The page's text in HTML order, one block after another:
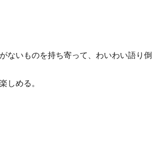
ないものを持ち寄って、わいわい語り倒
しめる。